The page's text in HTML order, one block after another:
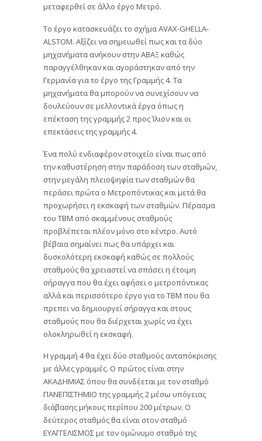
μεταφερθεί σε άλλο έργο Μετρό.
Το έργο κατασκευάζει το σχήμα AVAX-GHELLA-
ALSTOM. Αξίζει να σημειωθεί πως και τα δύο
μηχανήματα ανήκουν στην ΑΒΑΞ καθώς
παραγγέλθηκαν και αγοράστηκαν από την
Γερμανία για το έργο της Γραμμής 4. Τα
μηχανήματα θα μπορούν να συνεχίσουν να
δουλεύουν σε μελλοντικά έργα όπως η
επέκταση της γραμμής 2 προς Ίλιον και οι
επεκτάσεις της γραμμής 4.
Ένα πολύ ενδιαφέρον στοιχείο είναι πως από
την καθυστέρηση στην παράδοση των σταθμών,
στην μεγάλη πλειοψηφία των σταθμών θα
περάσει πρώτα ο Μετροπόντικας και μετά θα
προχωρήσει η εκσκαφή των σταθμών. Πέρασμα
του ΤΒΜ από σκαμμένους σταθμούς
προβλέπεται πλέον μόνο στο κέντρο. Αυτό
βέβαια σημαίνει πως θα υπάρχει και
δυσκολότερη εκσκαφή καθώς σε πολλούς
σταθμούς θα χρειαστεί να σπάσει η έτοιμη
σήραγγα που θα έχει αφήσει ο μετροπόντικας
αλλά και περισσότερο έργο για το ΤΒΜ που θα
πρεπει να δημιουργεί σήραγγα και στους
σταθμούς που θα διέρχεται χωρίς να έχει
ολοκληρωθεί η εκσκαφή.
Η γραμμή 4 θα έχει δύο σταθμούς ανταπόκρισης
με άλλες γραμμές. Ο πρώτος είναι στην
ΑΚΑΔΗΜΙΑΣ όπου θα συνδέεται με τον σταθμό
ΠΑΝΕΠΙΣΤΗΜΙΟ της γραμμής 2 μέσω υπόγειας
διάβασης μήκους περίπου 200 μέτρων. Ο
δεύτερος σταθμός θα είναι στον σταθμό
ΕΥΑΓΓΕΛΙΣΜΟΣ με τον ομώνυμο σταθμό της